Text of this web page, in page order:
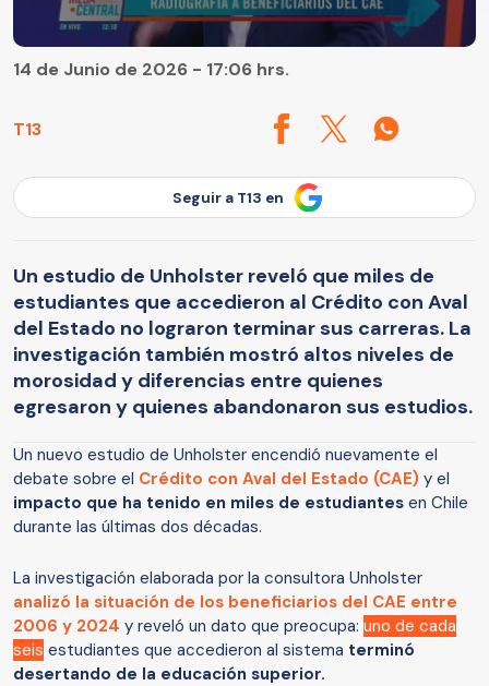
T13
14 de Junio de 2026 - 17:06 hrs.
Seguir a T13 en
Un estudio de Unholster reveló que miles de
estudiantes que accedieron al Crédito con Aval
del Estado no lograron terminar sus carreras. La
investigación también mostró altos niveles de
morosidad y diferencias entre quienes
egresaron y quienes abandonaron sus estudios.
Un nuevo estudio de Unholster encendió nuevamente el
debate sobre el Crédito con Aval del Estado (CAE) y el
impacto que ha tenido en miles de estudiantes en Chile
durante las últimas dos décadas.
La investigación elaborada por la consultora Unholster
analizó la situación de los beneficiarios del CAE entre
2006 y 2024 y reveló un dato que preocupa: uno de cada
seis estudiantes que accedieron al sistema terminó
desertando de la educación superior.